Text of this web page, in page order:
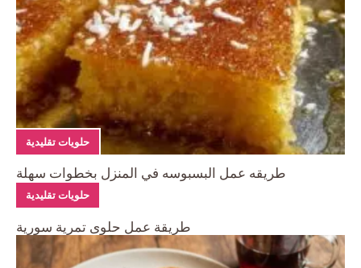
حلويات تقليدية
طريقه عمل البسبوسه في المنزل بخطوات سهلة
حلويات تقليدية
طريقة عمل حلوى تمرية سورية